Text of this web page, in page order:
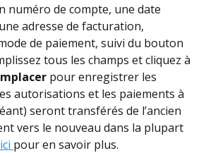
numéro de compte, une date
adresse de facturation,
de paiement, suivi du bouton
tous les champs et cliquez à
pour enregistrer les
autorisations et les paiements à
seront transférés de l’ancien
vers le nouveau dans la plupart
pour en savoir plus.